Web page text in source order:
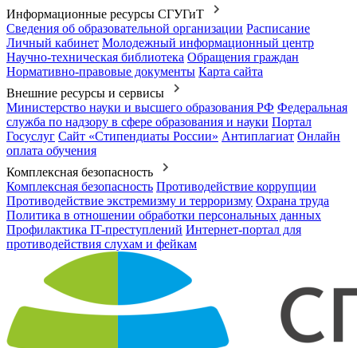
Информационные ресурсы СГУГиТ
Сведения об образовательной организации Расписание
Личный кабинет Молодежный информационный центр
Научно-техническая библиотека Обращения граждан
Нормативно-правовые документы Карта сайта
Внешние ресурсы и сервисы
Министерство науки и высшего образования РФ Федеральная
служба по надзору в сфере образования и науки Портал
Госуслуг Сайт «Стипендиаты России» Антиплагиат Онлайн
оплата обучения
Комплексная безопасность
Комплексная безопасность Противодействие коррупции
Противодействие экстремизму и терроризму Охрана труда
Политика в отношении обработки персональных данных
Профилактика IT-преступлений Интернет-портал для
противодействия слухам и фейкам